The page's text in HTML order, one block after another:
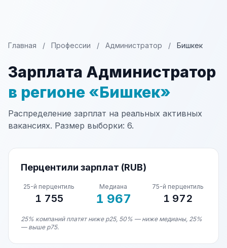
Главная / Профессии / Администратор / Бишкек
Зарплата Администратор
в регионе «Бишкек»
Распределение зарплат на реальных активных
вакансиях. Размер выборки: 6.
Перцентили зарплат (RUB)
25-й перцентиль
1 755
Медиана
1 967
75-й перцентиль
1 972
25% компаний платят ниже p25, 50% — ниже медианы, 25%
— выше p75.